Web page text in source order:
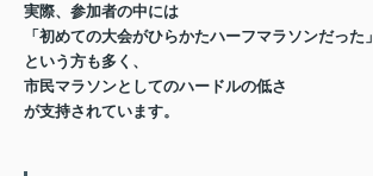
実際、参加者の中には
「初めての大会がひらかたハーフマラソンだった」
という方も多く、
市民マラソンとしてのハードルの低さ
が支持されています。